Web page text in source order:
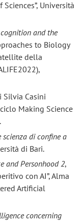
Università
and the
to Biology
della
Silvia Casini
ciclo Making Science
scienza di confine a
di Bari.
and Personhood 2,
con AI”, Alma
Artificial
concerning